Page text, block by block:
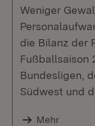
Weniger
die Bilanz der
Fußballsaison
Bundesligen,
Südwest und
Mehr